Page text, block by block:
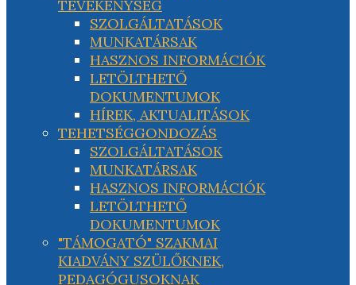
TEVÉKENYSÉG
SZOLGÁLTATÁSOK
MUNKATÁRSAK
HASZNOS INFORMÁCIÓK
LETÖLTHETŐ
DOKUMENTUMOK
HÍREK, AKTUALITÁSOK
TEHETSÉGGONDOZÁS
SZOLGÁLTATÁSOK
MUNKATÁRSAK
HASZNOS INFORMÁCIÓK
LETÖLTHETŐ
DOKUMENTUMOK
"TÁMOGATÓ" SZAKMAI
KIADVÁNY SZÜLŐKNEK,
PEDAGÓGUSOKNAK